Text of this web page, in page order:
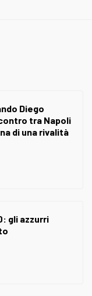
Diego
tra Napoli
di una rivalità
gli azzurri